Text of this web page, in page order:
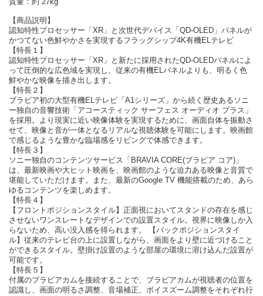
【商品説明】
認知特性プロセッサー「XR」と次世代デバイス「QD-OLED」パネルが
かつてない色鮮やかさを実現するフラッグシップ4K有機ELテレビ
【特長１】
認知特性プロセッサー「XR」と新たに採用されたQD-OLEDパネルによ
って圧倒的な広色域を実現し、従来の有機ELパネルよりも、明るく色
鮮やかな映像を描き出します。
【特長２】
ブラビア初の大型有機ELテレビ「A1シリーズ」から続く歴史あるソニ
ー独自の音響技術「アコースティック サーフェス オーディオ プラス」
を採用。より現実に近い映像体験を実現するために、画面自体を振動さ
せて、映像と音が一体となるリアルな視聴体験を可能にします。映画館
で感じるような豊かな臨場感をリビングで体感できます。
【特長３】
ソニー独自のコンテンツサービス「BRAVIA CORE(ブラビア コア)」
は、最新映画や大ヒット映画を、映画館のような迫力ある映像と音質で
堪能していただけます。また、最新のGoogle TV 機能搭載のため、あら
ゆるコンテンツを楽しめます。
【特長４】
【フロントポジションスタイル】正面視においてスタンドの存在を感じ
させないワンスレートなデザインでの設置スタイル。視界に映像しか入
らないため、高い没入感を得られます。 【バックポジションスタイ
ル】従来のテレビ台の上に設置しながら、画面をより壁に近づけること
ができるスタイル。壁掛け設置のような部屋の環境に溶け込んだ設置が
可能です。
【特長５】
付属のブラビアカムを接続することで、ブラビアカムが視聴者の位置を
認識し、画面の明るさ調整、音場補正、ボイスズーム調整をそれぞれ行